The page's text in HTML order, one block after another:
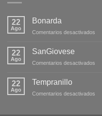
22
Ago
Bonarda
Comentarios desactivados
22
Ago
SanGiovese
Comentarios desactivados
22
Ago
Tempranillo
Comentarios desactivados